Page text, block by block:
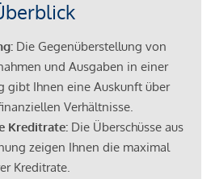
Die Gegenüberstellung von
und Ausgaben in einer
gibt Ihnen eine Auskunft über
Verhältnisse.
Kreditrate: Die Überschüsse aus
zeigen Ihnen die maximal
Kreditrate.